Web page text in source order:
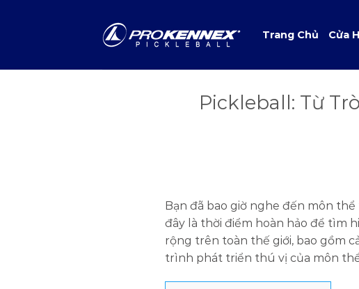
Trang Chủ Cửa
Pickleball: Từ
Bạn đã bao giờ nghe đến môn
đây là thời điểm hoàn hảo để tìm
rộng trên toàn thế giới, bao gồm
trình phát triển thú vị của môn